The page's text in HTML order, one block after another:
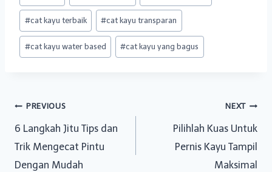
Tags:
#cat kayu terbaik #cat kayu transparan
#cat kayu water based #cat kayu yang bagus
Post
navigation
PREVIOUS
6 Langkah Jitu Tips dan
Trik Mengecat Pintu
Dengan Mudah
NEXT
Pilihlah Kuas Untuk
Pernis Kayu Tampil
Maksimal